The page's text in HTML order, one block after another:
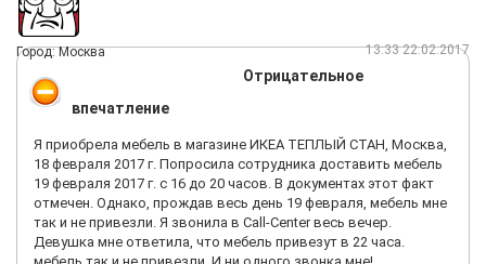
сопоставима со стоимостью иномарки, за подобные
"косяки", возникает устойчивое желание "выйти из
правового поля" и объяснить "товарищам" всю их неправоту.
НИКОГДА более не воспользуюсь услугами этой
"эуропэйской" конторы.
Город: Москва 13:33 22.02.2017
Отрицательное
впечатление
Я приобрела мебель в магазине ИКЕА ТЕПЛЫЙ СТАН, Москва,
18 февраля 2017 г. Попросила сотрудника доставить мебель
19 февраля 2017 г. с 16 до 20 часов. В документах этот факт
отмечен. Однако, прождав весь день 19 февраля, мебель мне
так и не привезли. Я звонила в Call-Center весь вечер.
Девушка мне ответила, что мебель привезут в 22 часа.